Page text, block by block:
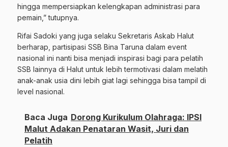
hingga mempersiapkan kelengkapan administrasi para
pemain,” tutupnya.
Rifai Sadoki yang juga selaku Sekretaris Askab Halut
berharap, partisipasi SSB Bina Taruna dalam event
nasional ini nanti bisa menjadi inspirasi bagi para pelatih
SSB lainnya di Halut untuk lebih termotivasi dalam melatih
anak-anak usia dini lebih giat lagi sehingga bisa tampil di
level nasional.
Baca Juga Dorong Kurikulum Olahraga: IPSI
Malut Adakan Penataran Wasit, Juri dan
Pelatih